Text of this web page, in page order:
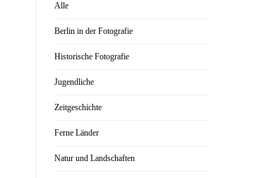
Alle
Berlin in der Fotografie
Historische Fotografie
Jugendliche
Zeitgeschichte
Ferne Länder
Natur und Landschaften